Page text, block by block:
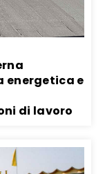
energetica e
di lavoro